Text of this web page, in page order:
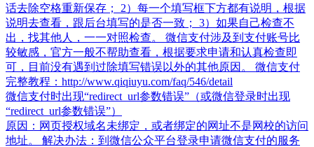
话去除空格重新保存； 2）每一个填写框下方都有说明，根据
说明去查看，跟后台填写的是否一致； 3）如果自己检查不
出，找其他人，一一对照检查。 微信支付涉及到支付账号比
较敏感，官方一般不帮助查看，根据要求申请和认真检查即
可，目前没有遇到过除填写错误以外的其他原因。 微信支付
完整教程：http://www.qiqiuyu.com/faq/546/detail
微信支付时出现“redirect_url参数错误”（或微信登录时出现
“redirect_url参数错误”）
原因：网页授权域名未绑定，或者绑定的网址不是网校的访问
地址。 解决办法：到微信公众平台登录申请微信支付的服务